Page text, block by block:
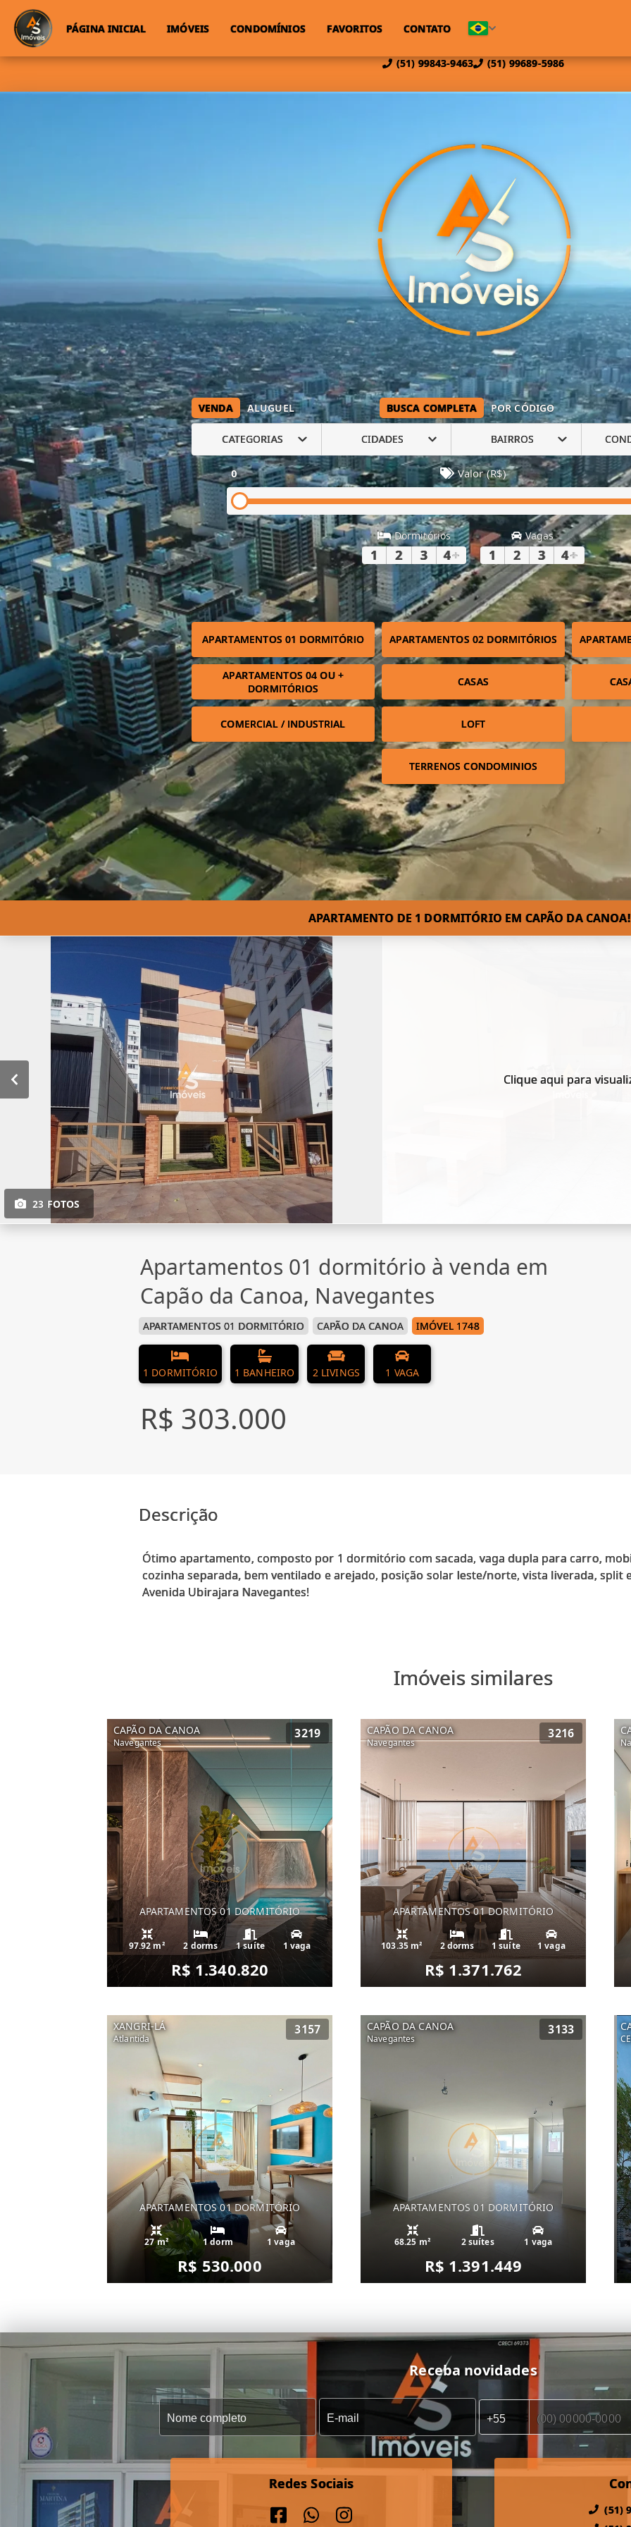
(51) 99843-9463 (51) 99689-5986
PÁGINA INICIAL IMÓVEIS CONDOMÍNIOS FAVORITOS CONTATO
VENDA ALUGUEL BUSCA COMPLETA POR CÓDIGO
CATEGORIAS CIDADES BAIRROS
0 Valor (R$)
Dormitórios
1 2 3 4+
Vagas
1 2 3 4+
APARTAMENTOS 01 DORMITÓRIO APARTAMENTOS 02 DORMITÓRIOS
APARTAMENTOS 04 OU +
DORMITÓRIOS
CASAS
COMERCIAL / INDUSTRIAL LOFT
TERRENOS CONDOMINIOS
APARTAMENTO DE 1 DORMITÓRIO EM CAPÃO DA
23 FOTOS
Clique aqui para
Apartamentos 01 dormitório à venda em
Capão da Canoa, Navegantes
APARTAMENTOS 01 DORMITÓRIO CAPÃO DA CANOA IMÓVEL 1748
1 DORMITÓRIO 1 BANHEIRO 2 LIVINGS 1 VAGA
R$ 303.000
Descrição
Ótimo apartamento, composto por 1 dormitório com sacada, vaga dupla para carro,
cozinha separada, bem ventilado e arejado, posição solar leste/norte, vista liverada, split
Imóveis similares
CAPÃO DA CANOA
Navegantes
3219
APARTAMENTOS 01 DORMITÓRIO
97.92 m² 2 dorms 1 suíte 1 vaga
R$ 1.340.820
CAPÃO DA CANOA
Navegantes
3216
APARTAMENTOS 01 DORMITÓRIO
103.35 m² 2 dorms 1 suíte 1 vaga
R$ 1.371.762
XANGRI-LÁ
Atlantida
3157
APARTAMENTOS 01 DORMITÓRIO
27 m² 1 dorm 1 vaga
R$ 530.000
CAPÃO DA CANOA
Navegantes
3133
APARTAMENTOS 01 DORMITÓRIO
68.25 m² 2 suítes 1 vaga
R$ 1.391.449
Receba novidades
Redes Sociais
(51)